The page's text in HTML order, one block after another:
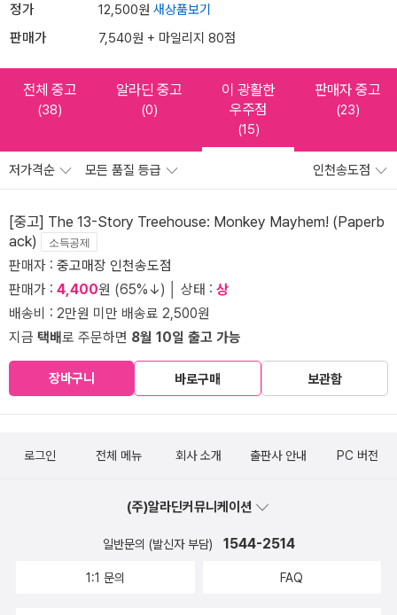
정가 12,500원 새상품보기
판매가 7,540원 + 마일리지 80점
전체 중고
(38)
알라딘 중고
(0)
이 광활한
우주점
(15)
판매자 중고
(23)
저가격순 모든 품질 등급 인천송도점
[중고] The 13-Story Treehouse: Monkey Mayhem! (Paperb
ack)
소득공제
판매자 : 중고매장 인천송도점
판매가 : 4,400원 (65%↓) │ 상태 : 상
배송비 : 2만원 미만 배송료 2,500원
지금 택배로 주문하면 8월 10일 출고 가능
장바구니 바로구매 보관함
로그인 전체 메뉴 회사 소개 출판사 안내 PC 버전
(주)알라딘커뮤니케이션
일반문의 (발신자 부담) 1544-2514
1:1 문의 FAQ